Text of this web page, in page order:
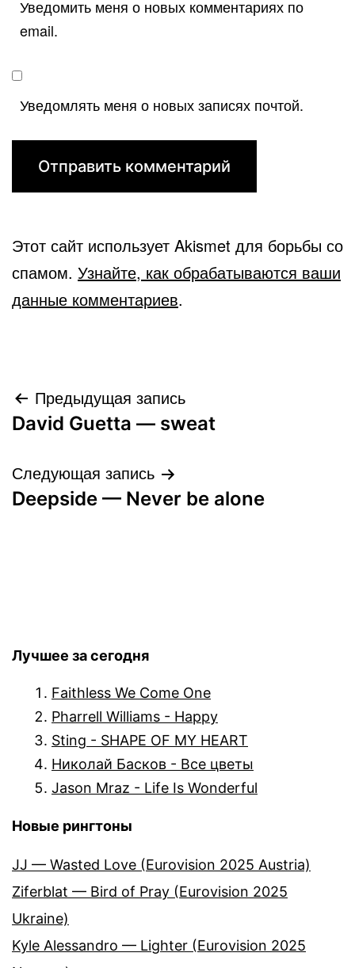
Уведомить меня о новых комментариях по
email.
Уведомлять меня о новых записях почтой.
Этот сайт использует Akismet для борьбы со
спамом. Узнайте, как обрабатываются ваши
данные комментариев.
Навигация
по
записям
Предыдущая запись
David Guetta — sweat
Следующая запись
Deepside — Never be alone
Лучшее за сегодня
Faithless We Come One
Pharrell Williams - Happy
Sting - SHAPE OF MY HEART
Николай Басков - Все цветы
Jason Mraz - Life Is Wonderful
Новые рингтоны
JJ — Wasted Love (Eurovision 2025 Austria)
Ziferblat — Bird of Pray (Eurovision 2025
Ukraine)
Kyle Alessandro — Lighter (Eurovision 2025